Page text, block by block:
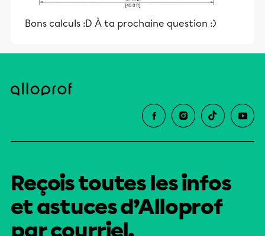
Bons calculs :D À ta prochaine question :)
Reçois toutes les infos
et astuces d’Alloprof
par courriel.